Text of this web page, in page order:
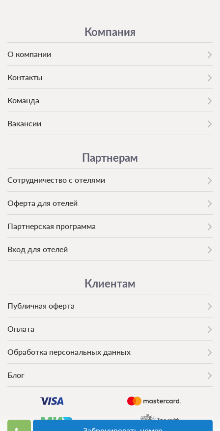
0 фото
Стандартный 2 местный корпус 3
Номер с подселением
Санаторно-курортное лечение
В стоимость входит:
Требуется предоплата
0 фото
Стандартный 2 местный 2 комнатный
корпус 2,3 ул.Водоисточная
Компания
О компании
Контакты
Команда
Вакансии
Партнерам
Сотрудничество с отелями
Оферта для отелей
Партнерская программа
Вход для отелей
Клиентам
Публичная оферта
Оплата
Обработка персональных данных
Блог